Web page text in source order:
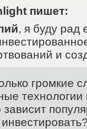
пишет:
, я буду рад
и
громкие
технологии
зависит